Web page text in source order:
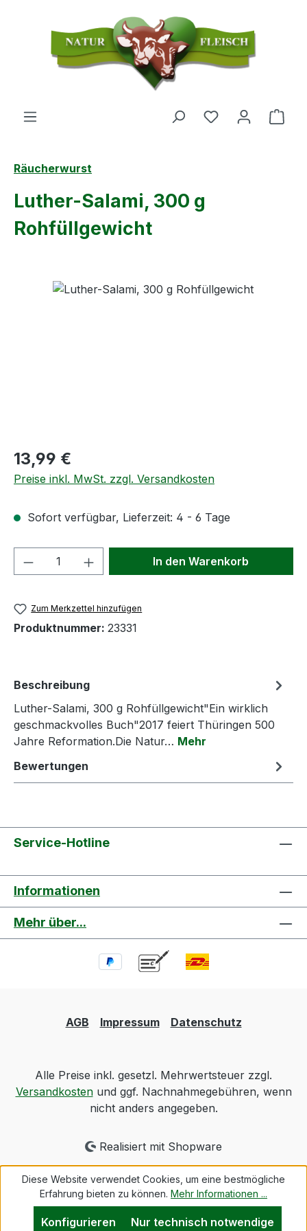
Zum Hauptinhalt springen
Du hast 0
Räucherwurst
Luther-Salami, 300 g
Rohfüllgewicht
Bildergalerie überspringen
Regulärer Preis:
13,99 €
Preise inkl. MwSt. zzgl. Versandkosten
Sofort verfügbar, Lieferzeit: 4 - 6 Tage
Produkt Anzahl: Gib denIn den Warenkorb
Zum Merkzettel hinzufügen
Produktnummer: 23331
Beschreibung
Luther-Salami, 300 g Rohfüllgewicht"Ein wirklich
geschmackvolles Buch"2017 feiert Thüringen 500
Jahre Reformation.Die Natur… Mehr
Bewertungen
Service-Hotline
Informationen
Mehr über...
AGB Impressum Datenschutz
Alle Preise inkl. gesetzl. Mehrwertsteuer zzgl.
Versandkostenund ggf. Nachnahmegebühren, wenn
nicht anders angegeben.
Realisiert mit Shopware
Diese Website verwendet Cookies, um eine bestmögliche
Erfahrung bieten zu können. Mehr Informationen ...
Nur technisch notwendige
Konfigurieren